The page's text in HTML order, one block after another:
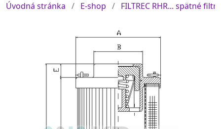
Úvodná stránka E-shop FILTREC RHR... spätné filtre